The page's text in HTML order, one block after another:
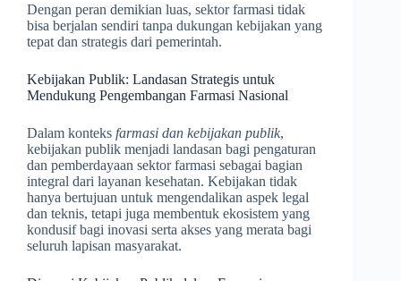
Dengan peran demikian luas, sektor farmasi tidak
bisa berjalan sendiri tanpa dukungan kebijakan yang
tepat dan strategis dari pemerintah.
Kebijakan Publik: Landasan Strategis untuk
Mendukung Pengembangan Farmasi Nasional
Dalam konteks farmasi dan kebijakan publik,
kebijakan publik menjadi landasan bagi pengaturan
dan pemberdayaan sektor farmasi sebagai bagian
integral dari layanan kesehatan. Kebijakan tidak
hanya bertujuan untuk mengendalikan aspek legal
dan teknis, tetapi juga membentuk ekosistem yang
kondusif bagi inovasi serta akses yang merata bagi
seluruh lapisan masyarakat.